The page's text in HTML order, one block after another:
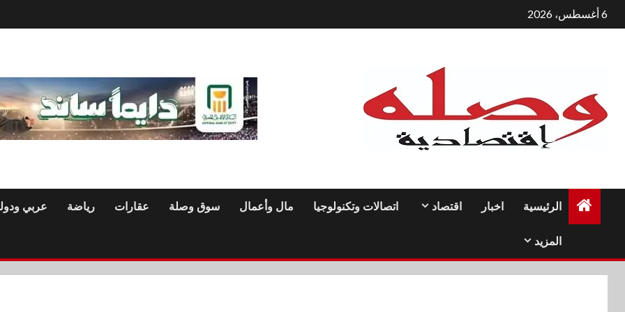
التجاوز
إلى
6 أغسطس، 2026
الرئيسية اخبار اقتصاد اتصالات وتكنولوجيا مال وأعمال سوق وصلة عقارات رياضة عربي
المزيد